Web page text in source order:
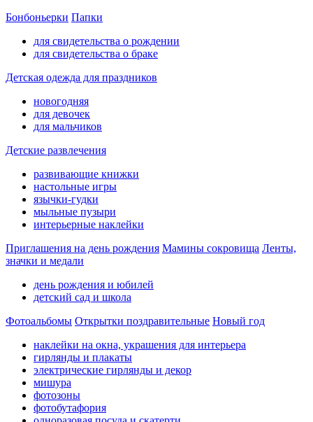
Бонбоньерки Папки
для свидетельства о рождении
для свидетельства о браке
Детская одежда для праздников
новогодняя
для девочек
для мальчиков
Детские развлечения
развивающие книжки
настольные игры
язычки-гудки
мыльные пузыри
интерьерные наклейки
Приглашения на день рождения Мамины сокровища Ленты,
значки и медали
день рождения и юбилей
детский сад и школа
Фотоальбомы Открытки поздравительные Новый год
наклейки на окна, украшения для интерьера
гирлянды и плакаты
электрические гирлянды и декор
мишура
фотозоны
фотобутафория